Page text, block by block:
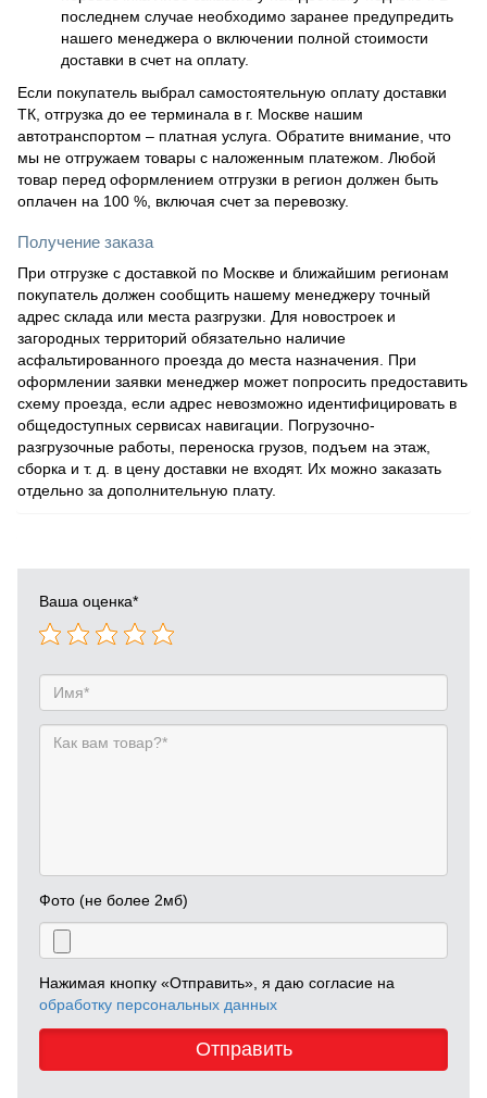
последнем случае необходимо заранее предупредить
нашего менеджера о включении полной стоимости
доставки в счет на оплату.
Если покупатель выбрал самостоятельную оплату доставки
ТК, отгрузка до ее терминала в г. Москве нашим
автотранспортом – платная услуга. Обратите внимание, что
мы не отгружаем товары с наложенным платежом. Любой
товар перед оформлением отгрузки в регион должен быть
оплачен на 100 %, включая счет за перевозку.
Получение заказа
При отгрузке с доставкой по Москве и ближайшим регионам
покупатель должен сообщить нашему менеджеру точный
адрес склада или места разгрузки. Для новостроек и
загородных территорий обязательно наличие
асфальтированного проезда до места назначения. При
оформлении заявки менеджер может попросить предоставить
схему проезда, если адрес невозможно идентифицировать в
общедоступных сервисах навигации. Погрузочно-
разгрузочные работы, переноска грузов, подъем на этаж,
сборка и т. д. в цену доставки не входят. Их можно заказать
отдельно за дополнительную плату.
Ваша оценка*
Фото (не более 2мб)
Нажимая кнопку «Отправить», я даю согласие на
обработку персональных данных
Отправить